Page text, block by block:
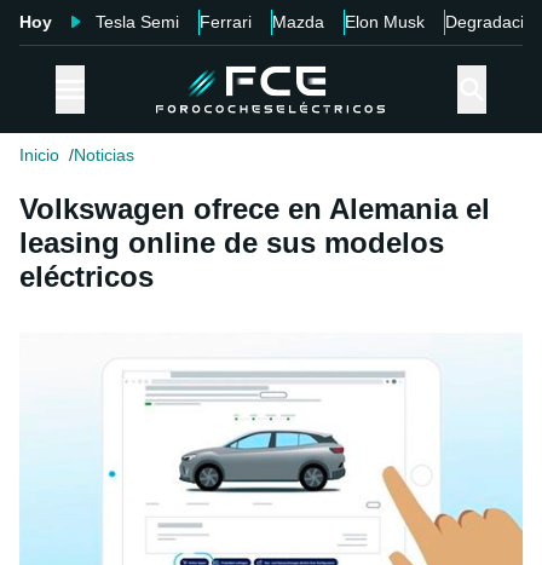
Hoy Tesla Semi Ferrari Mazda Elon Musk Degradación
Inicio Noticias
Volkswagen ofrece en Alemania el
leasing online de sus modelos
eléctricos